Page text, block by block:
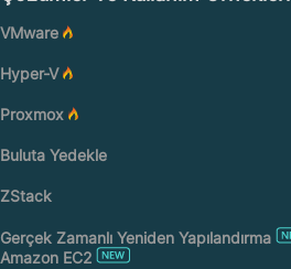
VMware
Hyper-V
Proxmox
Buluta Yedekle
ZStack
Gerçek Zamanlı Yeniden Yapılandırma
Amazon EC2